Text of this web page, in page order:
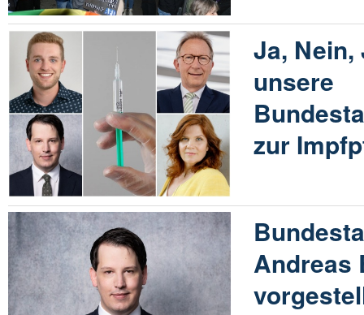
Ja,
unsere
zur
Andreas